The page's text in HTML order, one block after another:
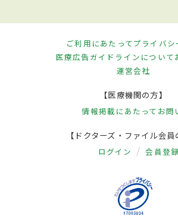
ご利用にあたってプライバシ
医療広告ガイドラインについて
運営会社
【医療機関の方】
情報掲載にあたって お問
【ドクターズ・ファイル会員
ログイン 会員登録